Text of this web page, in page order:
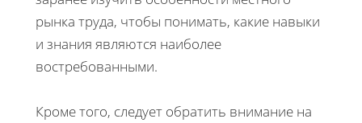
рынка труда, чтобы понимать, какие навыки
и знания являются наиболее
востребованными.
Кроме того, следует обратить внимание на